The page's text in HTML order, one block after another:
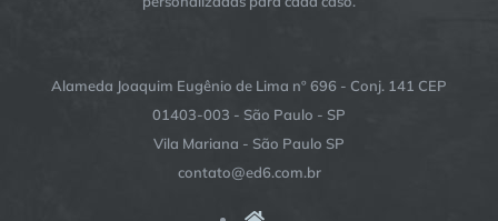
Alameda Joaquim Eugênio de Lima nº 696 - Conj. 141 CEP
01403-003 - São Paulo - SP
Vila Mariana - São Paulo SP
contato@ed6.com.br